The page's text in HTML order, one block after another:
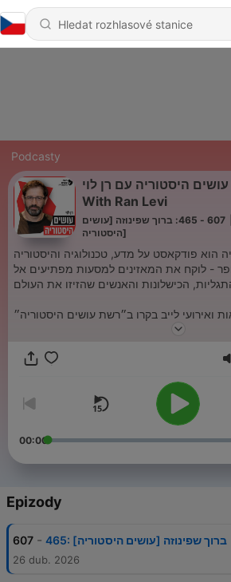
Podcasty
עושים היסטוריה עם רן לוי Osim Historia
With Ran Levi
607 - 465: ברוך שפינוזה [עושים
היסטוריה]
- לוקח את המאזינים למסעות מפתיעים אל
ואירועי לייב בקרו ב״רשת עושים היסטוריה״
00:00
Epizody
607 - 465: ברוך שפינוזה [עושים היסטוריה]
26 dub. 2026